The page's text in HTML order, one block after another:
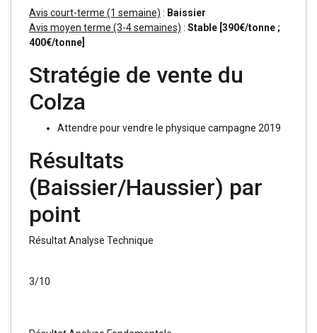
Avis court-terme (1 semaine) : Baissier
Avis moyen terme (3-4 semaines) : Stable [390€/tonne ;
400€/tonne]
Stratégie de vente du
Colza
Attendre pour vendre le physique campagne 2019
Résultats
(Baissier/Haussier) par
point
Résultat Analyse Technique
3/10